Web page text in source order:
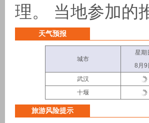
理。 当地参加的
天气预报
城市
星期
8月9
武汉
十堰
旅游风险提示